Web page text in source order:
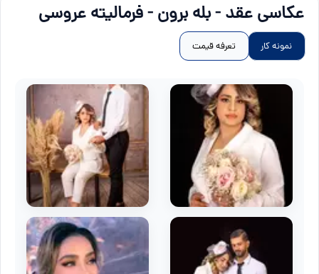
عکاسی عقد - بله برون - فرمالیته عروسی
نمونه کار تعرفه قیمت